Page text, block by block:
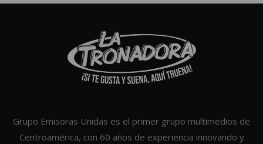
Grupo Emisoras Unidas es el primer grupo multimedios de
Centroamérica, con 60 años de experiencia innovando y